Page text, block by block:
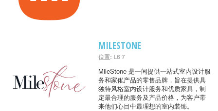
MILESTONE
位置: L6 7
MileStone 是一间提供一站式室内设计服
务和家俬产品的零售品牌，旨在提供具
独特风格室内设计服务和优质家具，制
定最合理的服务及产品价格，为客户带
来他们心目中最理想的室内装饰。